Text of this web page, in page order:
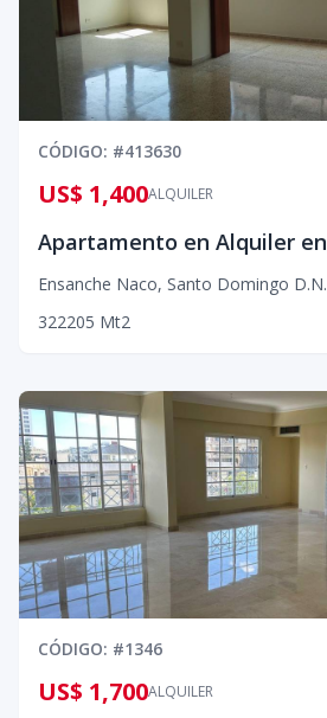
CÓDIGO: #413630
ALQUILER
US$ 1,400
Ensanche Naco, Santo Domingo D.N.
322205 Mt2
CÓDIGO: #1346
ALQUILER
US$ 1,700